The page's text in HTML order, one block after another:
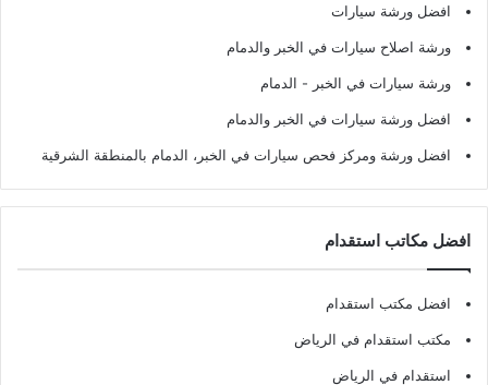
افضل ورشة سيارات
ورشة اصلاح سيارات في الخبر والدمام
ورشة سيارات في الخبر - الدمام
افضل ورشة سيارات في الخبر والدمام
افضل ورشة ومركز فحص سيارات في الخبر، الدمام بالمنطقة الشرقية
افضل مكاتب استقدام
افضل مكتب استقدام
مكتب استقدام في الرياض
استقدام في الرياض